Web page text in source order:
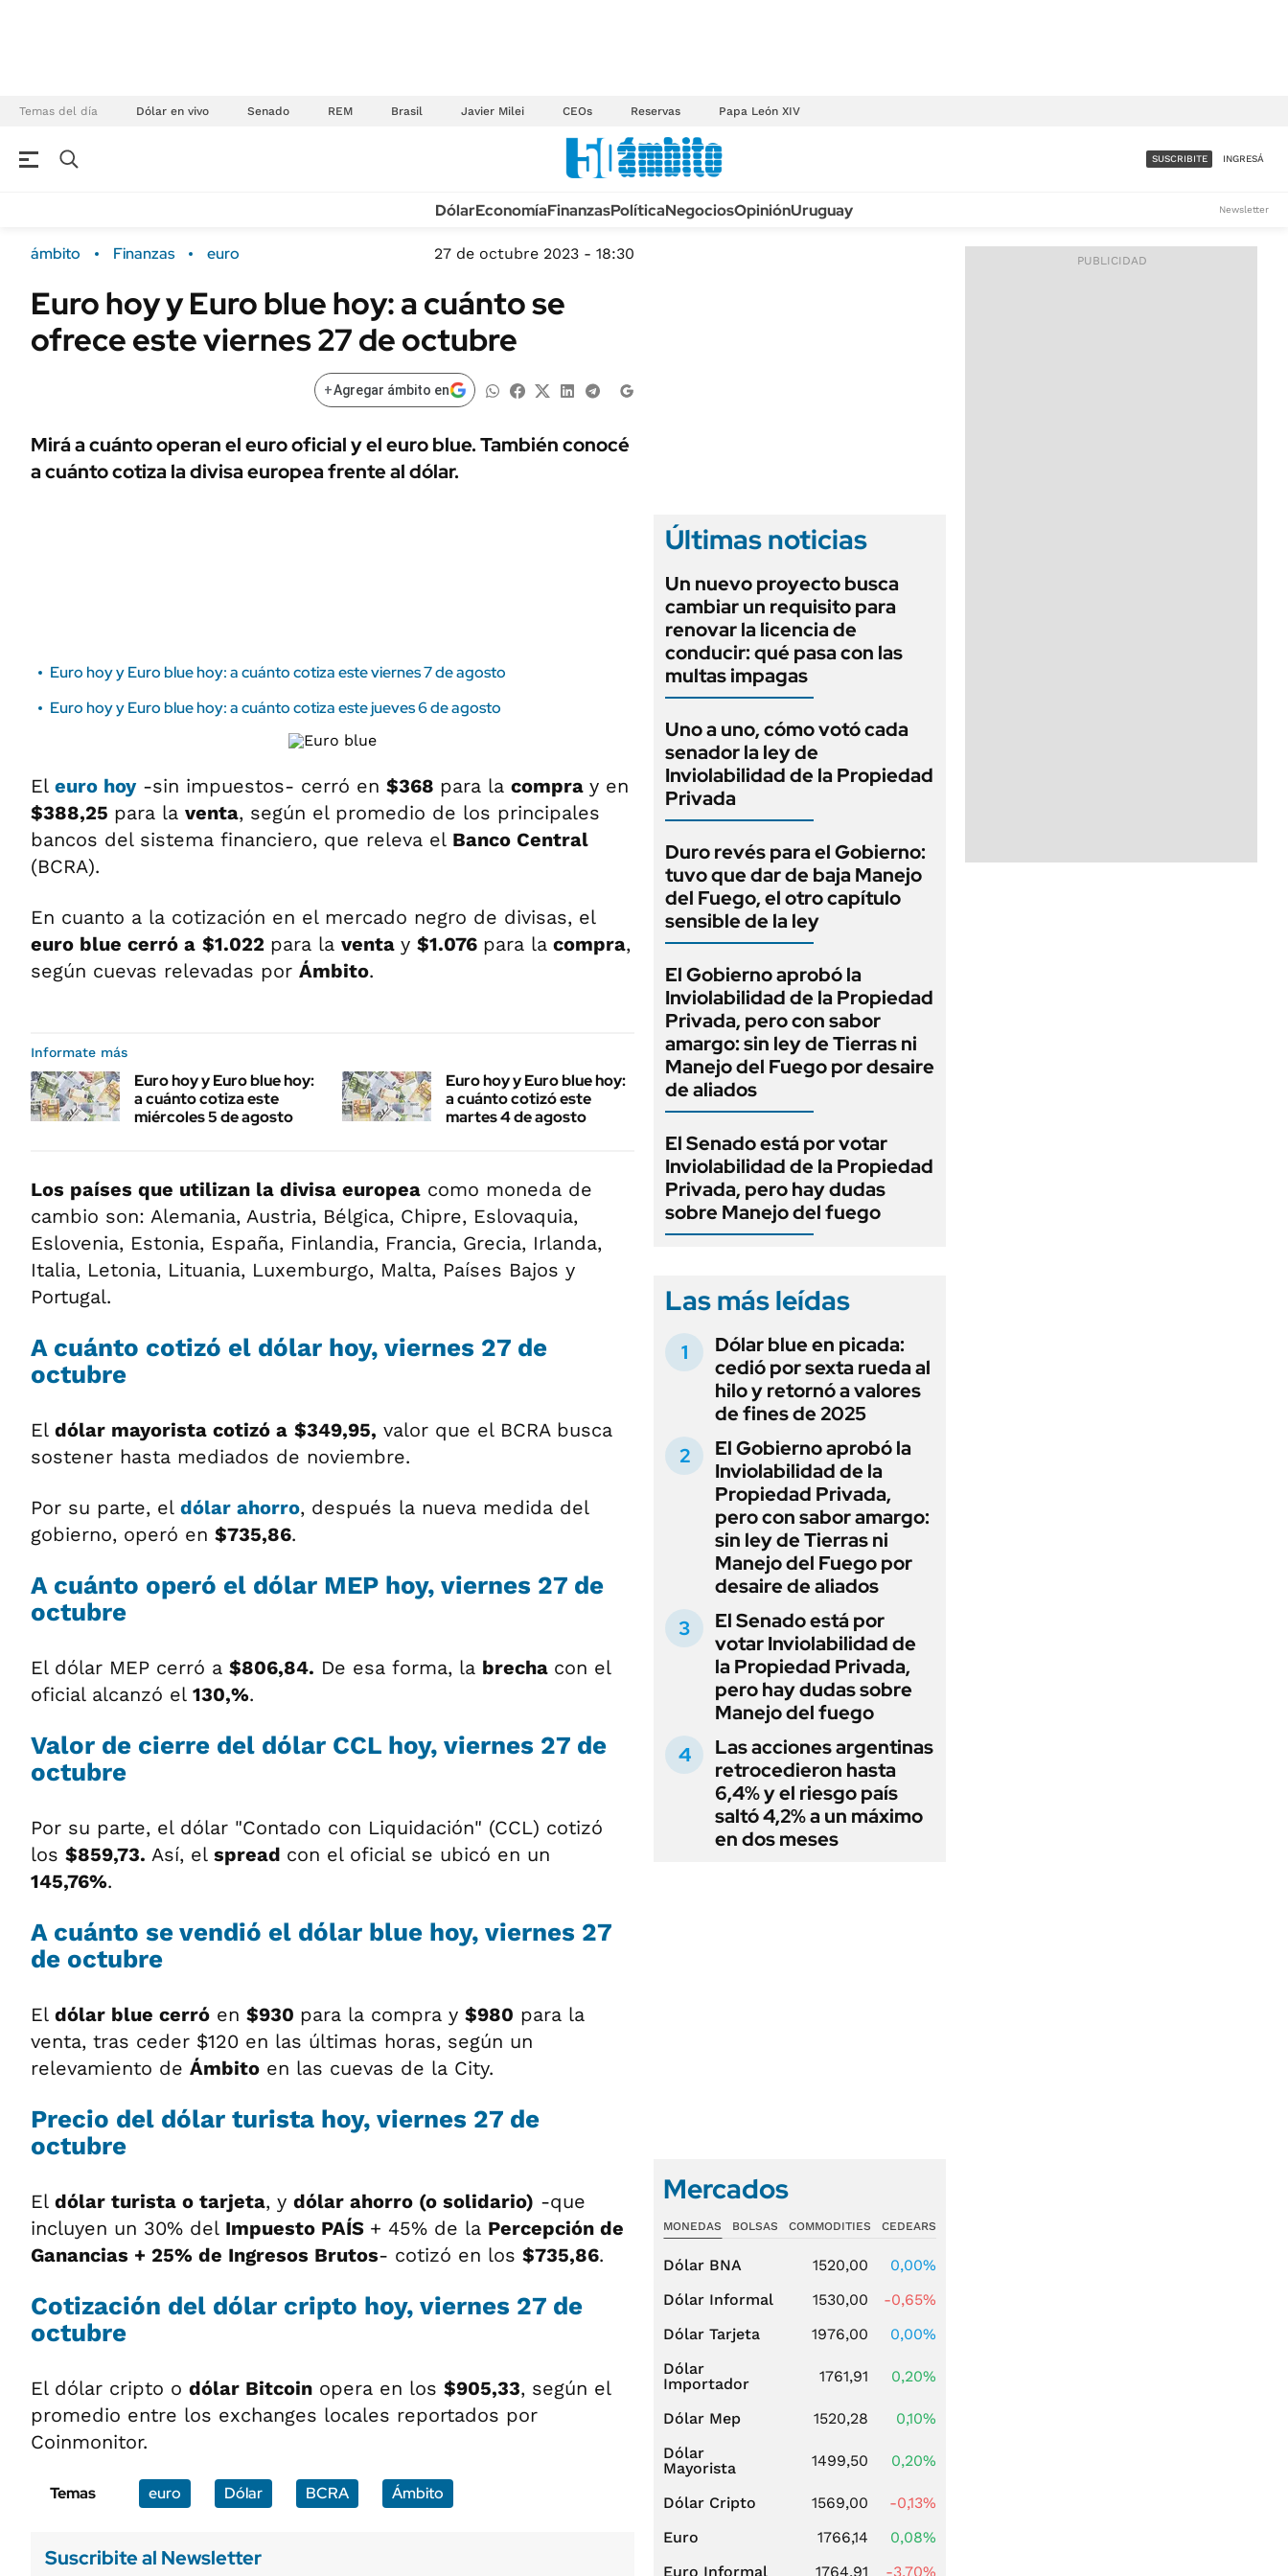
Temas del día Dólar en vivo Senado REM Brasil Javier Milei CEOs Reservas Papa León XIV
Campo
FINANZAS
ÁMBITO DEBATE
MEDIAKIT AMBITO DEBATE
Sustentabilidad
POLÍTICA
TECNOLOGÍA
MÉXICO
MUNDO
INFORMACIÓN GENERAL
LIFESTYLE
ACCESO FULL - $1.800/MES
SUSCRIBITE INGRESÁ
DólarEconomíaFinanzasPolíticaNegociosOpiniónUruguay Newsletter
ámbito Finanzas euro 27 de octubre 2023 - 18:30
Euro hoy y Euro blue hoy: a cuánto se
ofrece este viernes 27 de octubre
+Agregar ámbito en
Mirá a cuánto operan el euro oficial y el euro blue. También conocé
a cuánto cotiza la divisa europea frente al dólar.
Euro hoy y Euro blue hoy: a cuánto cotiza este viernes 7 de agosto
Euro hoy y Euro blue hoy: a cuánto cotiza este jueves 6 de agosto
El euro hoy-sin impuestos- cerró en $368 para la compra y en
$388,25 para la venta, según el promedio de los principales
bancos del sistema financiero, que releva el Banco Central
(BCRA).
En cuanto a la cotización en el mercado negro de divisas, el
euro blue cerró a $1.022 para la venta y $1.076 para la compra,
según cuevas relevadas por Ámbito.
Informate más
Euro hoy y Euro blue hoy:
a cuánto cotiza este
miércoles 5 de agosto
Euro hoy y Euro blue hoy:
a cuánto cotizó este
martes 4 de agosto
Los países que utilizan la divisa europea como moneda de
cambio son: Alemania, Austria, Bélgica, Chipre, Eslovaquia,
Eslovenia, Estonia, España, Finlandia, Francia, Grecia, Irlanda,
Italia, Letonia, Lituania, Luxemburgo, Malta, Países Bajos y
Portugal.
A cuánto cotizó el dólar hoy, viernes 27 de
octubre
El dólar mayorista cotizó a $349,95, valor que el BCRA busca
sostener hasta mediados de noviembre.
Por su parte, el dólar ahorro, después la nueva medida del
gobierno, operó en $735,86.
A cuánto operó el dólar MEP hoy, viernes 27 de
octubre
El dólar MEP cerró a $806,84. De esa forma, la brecha con el
oficial alcanzó el 130,%.
Valor de cierre del dólar CCL hoy, viernes 27 de
octubre
Por su parte, el dólar "Contado con Liquidación" (CCL) cotizó
los $859,73. Así, el spread con el oficial se ubicó en un
145,76%.
A cuánto se vendió el dólar blue hoy, viernes 27
de octubre
El dólar blue cerró en $930 para la compra y $980 para la
venta, tras ceder $120 en las últimas horas, según un
relevamiento de Ámbito en las cuevas de la City.
Precio del dólar turista hoy, viernes 27 de
octubre
El dólar turista o tarjeta, y dólar ahorro (o solidario) -que
incluyen un 30% del Impuesto PAÍS + 45% de la Percepción de
Ganancias + 25% de Ingresos Brutos- cotizó en los $735,86.
Cotización del dólar cripto hoy, viernes 27 de
octubre
El dólar cripto o dólar Bitcoin opera en los $905,33, según el
promedio entre los exchanges locales reportados por
Coinmonitor.
Temas euro Dólar BCRA Ámbito
Suscribite al Newsletter
Últimas noticias
Un nuevo proyecto busca
cambiar un requisito para
renovar la licencia de
conducir: qué pasa con las
multas impagas
Uno a uno, cómo votó cada
senador la ley de
Inviolabilidad de la Propiedad
Privada
Duro revés para el Gobierno:
tuvo que dar de baja Manejo
del Fuego, el otro capítulo
sensible de la ley
El Gobierno aprobó la
Inviolabilidad de la Propiedad
Privada, pero con sabor
amargo: sin ley de Tierras ni
Manejo del Fuego por desaire
de aliados
El Senado está por votar
Inviolabilidad de la Propiedad
Privada, pero hay dudas
sobre Manejo del fuego
Las más leídas
Dólar blue en picada:
cedió por sexta rueda al
hilo y retornó a valores
de fines de 2025
El Gobierno aprobó la
Inviolabilidad de la
Propiedad Privada,
pero con sabor amargo:
sin ley de Tierras ni
Manejo del Fuego por
desaire de aliados
El Senado está por
votar Inviolabilidad de
la Propiedad Privada,
pero hay dudas sobre
Manejo del fuego
Las acciones argentinas
retrocedieron hasta
6,4% y el riesgo país
saltó 4,2% a un máximo
en dos meses
Mercados
MONEDAS BOLSAS COMMODITIES CEDEARS
Dólar BNA 1520,00
0,00%
Dólar Informal
1530,00
-0,65%
Dólar Tarjeta
1976,00
0,00%
Dólar
Importador
1761,91 0,20%
Dólar Mep 1520,28
0,10%
Dólar
Mayorista
1499,50 0,20%
Dólar Cripto 1569,00
-0,13%
Euro
1766,14
0,08%
Euro Informal
1764,91 -3,70%